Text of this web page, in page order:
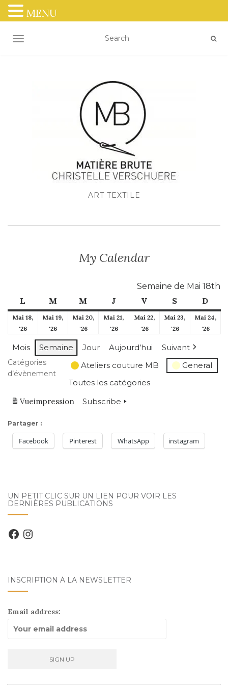
OUVRIR/FERMER LA NAVIGATION
ART TEXTILE
My Calendar
Semaine de Mai 18th
L M mardiM mercredi
J V vendredi
S samediD
Mai 18,
'26
mai
2026
Mai 19,
'26
mai
2026
Mai 20,
'2620
2026
Mai 21,
'2621
2026
Mai 22,
'2622
2026
Mai 23,
'2623
2026
Mai 24,
'2624
Mois Semaine Jour Aujourd’hui Suivant
Catégories
d’évènement
Ateliers couture MB
General
Toutes les catégories
Vueimpression Subscribe
Partager :
Facebook Pinterest WhatsApp instagram
UN PETIT CLIC SUR UN LIEN POUR VOIR LES
DERNIÈRES PUBLICATIONS
FacebookInstagram
INSCRIPTION À LA NEWSLETTER
Email address:
MENU